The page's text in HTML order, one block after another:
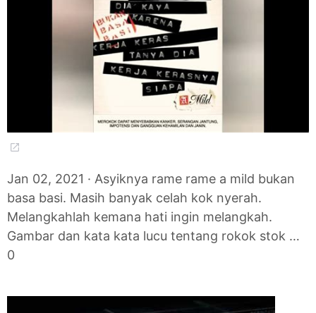
Jan 02, 2021 · Asyiknya rame rame a mild bukan
basa basi. Masih banyak celah kok nyerah.
Melangkahlah kemana hati ingin melangkah.
Gambar dan kata kata lucu tentang rokok stok …
0